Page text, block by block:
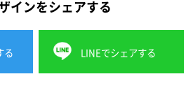
インをシェアする
る LINEでシェアする